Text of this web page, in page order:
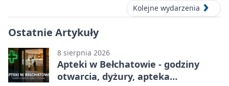
Kolejne wydarzenia
Ostatnie Artykuły
8 sierpnia 2026
Apteki w Bełchatowie - godziny
otwarcia, dyżury, apteka